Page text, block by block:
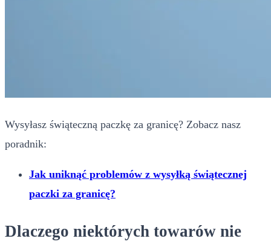
Wysyłasz świąteczną paczkę za granicę? Zobacz nasz
poradnik:
Jak uniknąć problemów z wysyłką świątecznej
paczki za granicę?
Dlaczego niektórych towarów nie